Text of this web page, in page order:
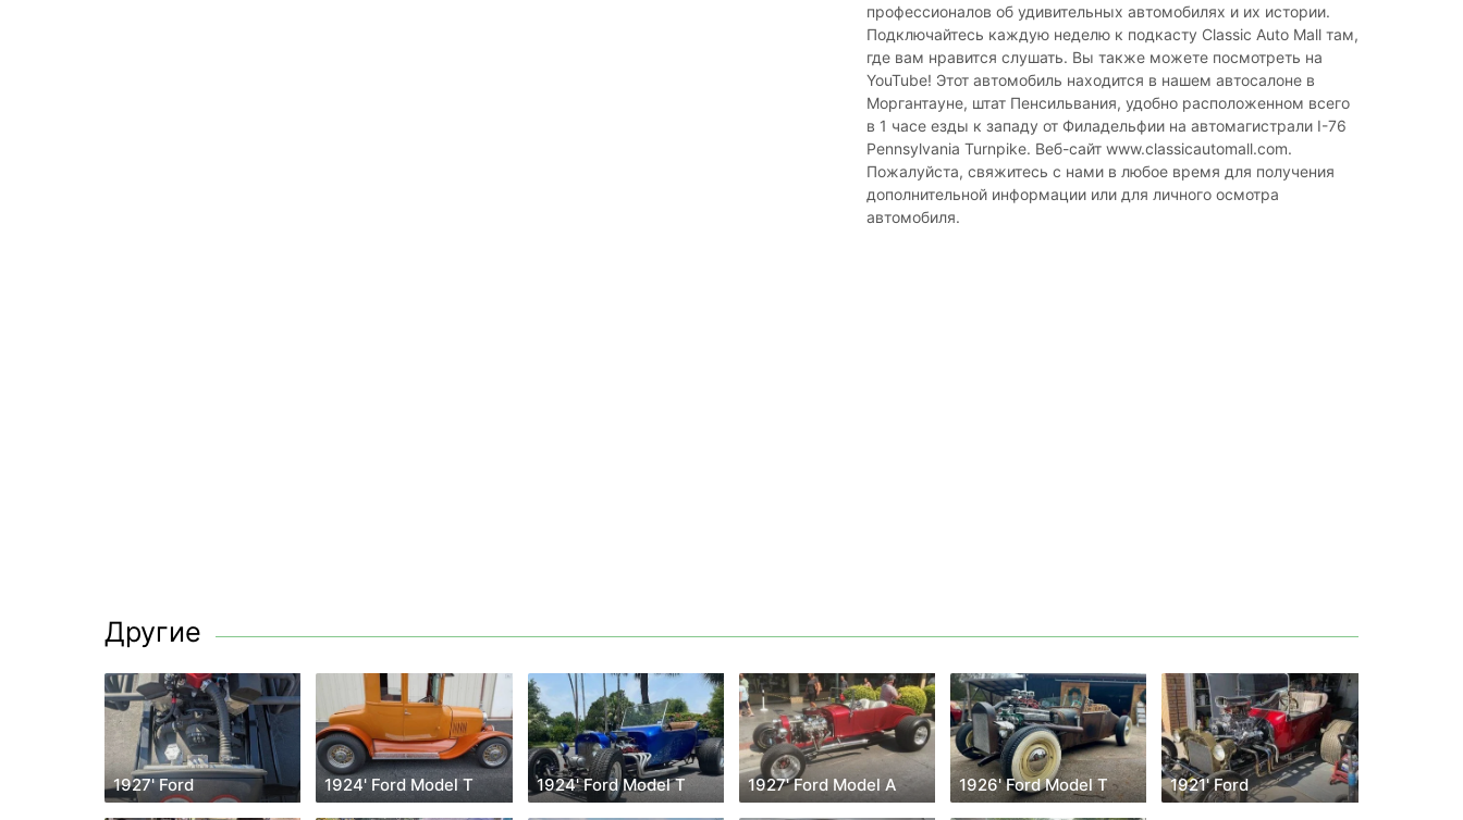
профессионалов об удивительных автомобилях и их истории.
Подключайтесь каждую неделю к подкасту Classic Auto Mall там,
где вам нравится слушать. Вы также можете посмотреть на
YouTube! Этот автомобиль находится в нашем автосалоне в
Моргантауне, штат Пенсильвания, удобно расположенном всего
в 1 часе езды к западу от Филадельфии на автомагистрали I-76
Pennsylvania Turnpike. Веб-сайт www.classicautomall.com.
Пожалуйста, свяжитесь с нами в любое время для получения
дополнительной информации или для личного осмотра
автомобиля.
Другие
1927' Ford 1924' Ford Model T 1924' Ford Model T 1927' Ford Model A 1926' Ford Model T 1921' Ford